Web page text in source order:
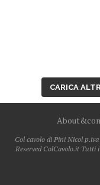
CARICA
Col cavolo di Pini Nicol
Reserved ColCavolo.it